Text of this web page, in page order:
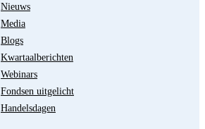
Nieuws
Media
Blogs
Kwartaalberichten
Webinars
Fondsen uitgelicht
Handelsdagen